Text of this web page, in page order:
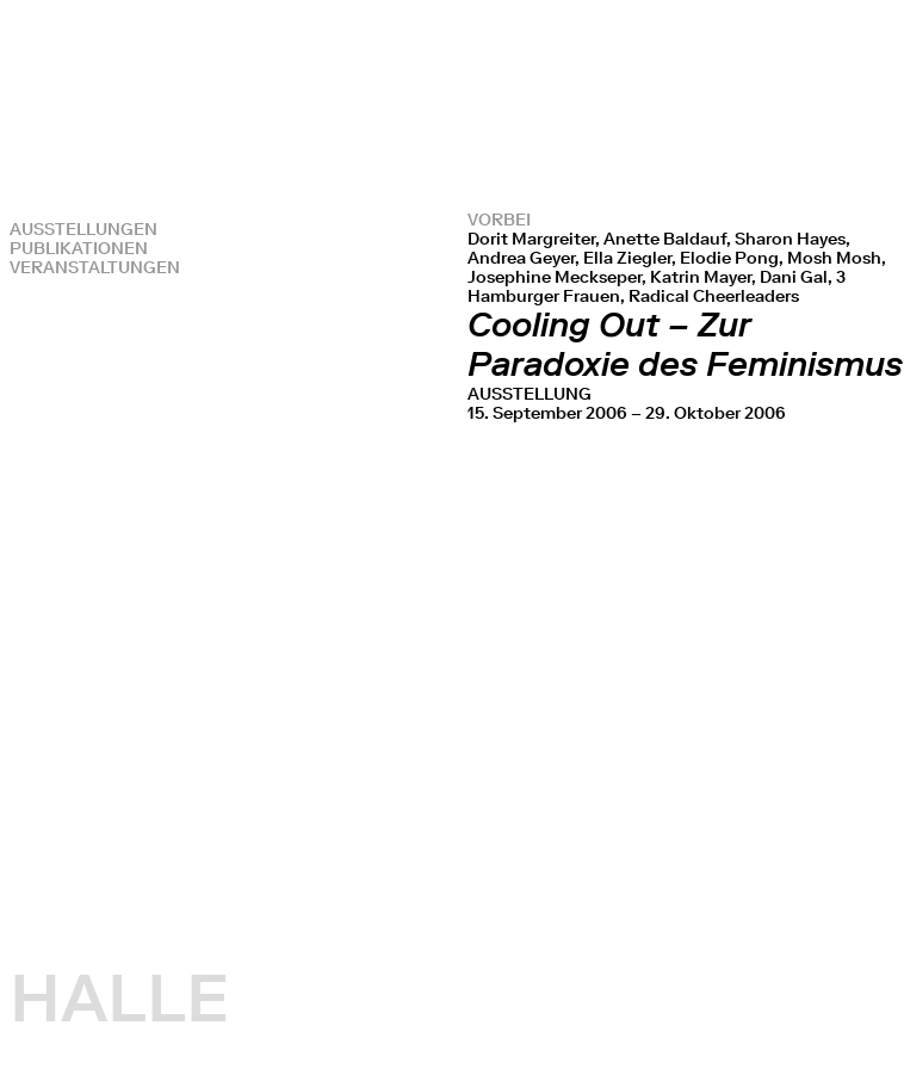
HALLE
AUSSTELLUNGEN
PUBLIKATIONEN
VERANSTALTUNGEN
VORBEI
Dorit Margreiter, Anette Baldauf, Sharon Hayes,
Andrea Geyer, Ella Ziegler, Elodie Pong, Mosh Mosh,
Josephine Meckseper, Katrin Mayer, Dani Gal, 3
Hamburger Frauen, Radical Cheerleaders
Cooling Out – Zur
Paradoxie des Feminismus
AUSSTELLUNG
15. September 2006 – 29. Oktober 2006